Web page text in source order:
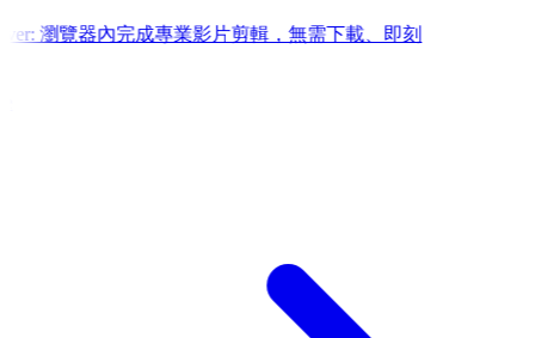
瀏覽器內完成專業影片剪輯，無需下載、即刻